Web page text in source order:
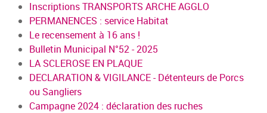
Inscriptions TRANSPORTS ARCHE AGGLO
PERMANENCES : service Habitat
Le recensement à 16 ans !
Bulletin Municipal N°52 - 2025
LA SCLEROSE EN PLAQUE
DECLARATION & VIGILANCE - Détenteurs de Porcs
ou Sangliers
Campagne 2024 : déclaration des ruches